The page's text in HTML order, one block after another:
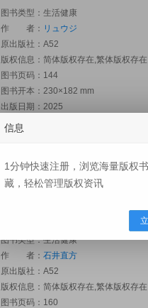
图书类型：生活健康
作 者： リュウジ
原出版社： A52
版权信息：简体版权存在,繁体版权存在
图书页码：144
图书开本：230×182 mm
出版日期：2025
审阅资料：PDF
图书类型：生活健康
作 者： 石井直方
原出版社： A52
版权信息：简体版权存在,繁体版权存在
图书页码：160
信息
1分钟快速注册，浏览海量版权
藏，轻松管理版权资讯